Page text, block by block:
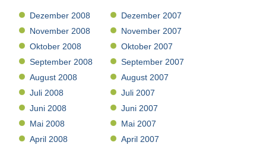
Dezember 2008
November 2008
Oktober 2008
September 2008
August 2008
Juli 2008
Juni 2008
Mai 2008
April 2008
Dezember 2007
November 2007
Oktober 2007
September 2007
August 2007
Juli 2007
Juni 2007
Mai 2007
April 2007